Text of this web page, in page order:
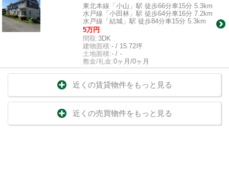
東北本線「小山」駅 徒歩66分車15分 5.3km
水戸線「小田林」駅 徒歩64分車16分 7.2km
水戸線「結城」駅 徒歩84分車15分 5.3km
5万円
間取:3DK
建物面積:- / 15.72坪
土地面積:- / -
敷金/礼金:0ヶ月/0ヶ月
近くの賃貸物件をもっと見る
近くの売買物件をもっと見る